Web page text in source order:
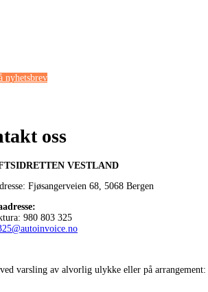
nyhetsbrev
oss
VESTLAND
Fjøsangerveien 68, 5068 Bergen
:
980 803 325
varsling av alvorlig ulykke eller på arrangement: